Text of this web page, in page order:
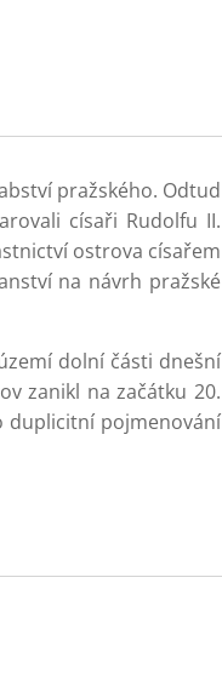
pražského. Odtud
císaři Rudolfu II.
ostrova císařem
na návrh pražské
dolní části dnešní
zanikl na začátku 20.
duplicitní pojmenování